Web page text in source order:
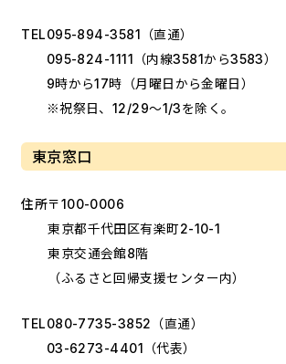
TEL095-894-3581
（直通）
095-824-1111
（内線3581から3583）
9時から17時（月曜日から金曜日）
※祝祭日、12/29～1/3を除く。
東京窓口
住所〒100-0006
東京都千代田区有楽町2-10-1
東京交通会館8階
（ふるさと回帰支援センター内）
TEL080-7735-3852 （直通）
03-6273-4401
（代表）